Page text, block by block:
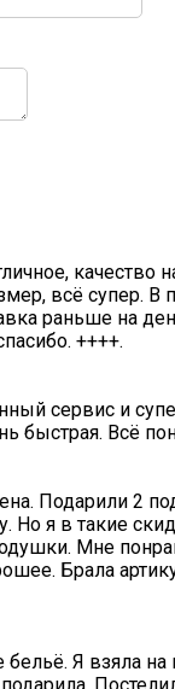
качество
всё супер. В
раньше на
++++.
сервис и
быстрая. Всё
Подарили 2
Но я в такие
Мне
Брала
бельё. Я взяла на